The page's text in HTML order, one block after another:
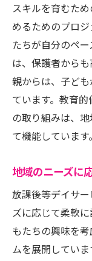
スキルを育むた
めるためのプロ
たちが自分のペ
は、保護者から
親からは、子ど
ています。教育
の取り組みは、
て機能しています。
地域のニーズに
放課後等デイサ
ズに応じて柔軟
もたちの興味を
ムを展開してい